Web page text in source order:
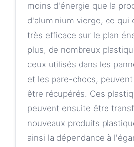
moins d'énergie que la
d'aluminium vierge, ce qui
très efficace sur le plan
plus, de nombreux
ceux utilisés dans les
et les pare-chocs,
être récupérés. Ces
peuvent ensuite être
nouveaux produits
ainsi la dépendance à